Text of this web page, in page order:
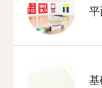
平
基